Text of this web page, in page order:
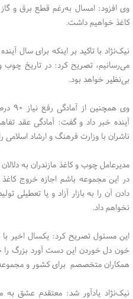
کاغذ خواهیم داشت.
بی‌نظیر خواهد بود.
وی
ناشران با وزارت فرهنگ و ارشاد اسلامی
مدیرعامل چوب و کاغذ مازندران به
در این مجموعه باشم اجازه خروج
دادن آن را به بازار آزاد و یا تعطیلی
نخواهم داد.
این مسئول تصریح کرد: یکسال اخیر
خون دل خوردن این دست آورد بزرگ را
همکاران متخصصم برای کشور و
نیک‌نژاد یادآور شد: معتقدم عشق به